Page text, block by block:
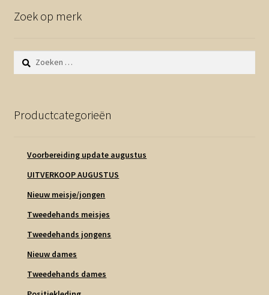
Zoek op merk
Zoeken
naar:
Productcategorieën
Voorbereiding update augustus
UITVERKOOP AUGUSTUS
Nieuw meisje/jongen
Tweedehands meisjes
Tweedehands jongens
Nieuw dames
Tweedehands dames